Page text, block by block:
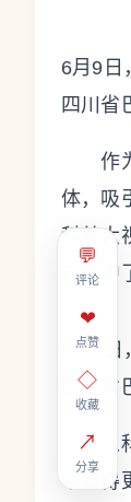
💬
评论
❤
点赞
◇
收藏
↗
分享
6月9日
四川省
作为
体，吸
科普大
过程
6月9
四川
从科
中显